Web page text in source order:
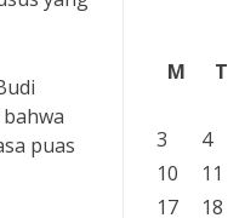
puas
M
T
3
4
10
11
17
18